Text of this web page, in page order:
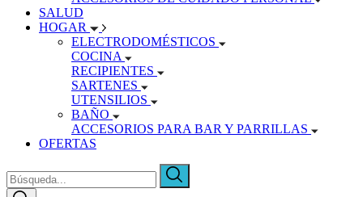
SALUD
HOGAR
ELECTRODOMÉSTICOS
COCINA
RECIPIENTES
SARTENES
UTENSILIOS
BAÑO
ACCESORIOS PARA BAR Y PARRILLAS
OFERTAS